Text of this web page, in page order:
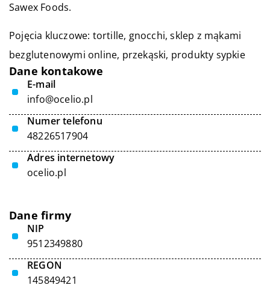
Sawex Foods.
Pojęcia kluczowe: tortille, gnocchi,sklep z mąkami
bezglutenowymi online, przekąski, produkty sypkie
Dane kontakowe
E-mail
info@ocelio.pl
Numer telefonu
48226517904
Adres internetowy
ocelio.pl
Dane firmy
NIP
9512349880
REGON
145849421